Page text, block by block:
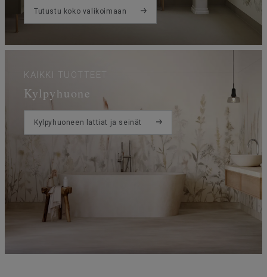
Tutustu koko valikoimaan
KAIKKI TUOTTEET
Kylpyhuone
Kylpyhuoneen lattiat ja seinät